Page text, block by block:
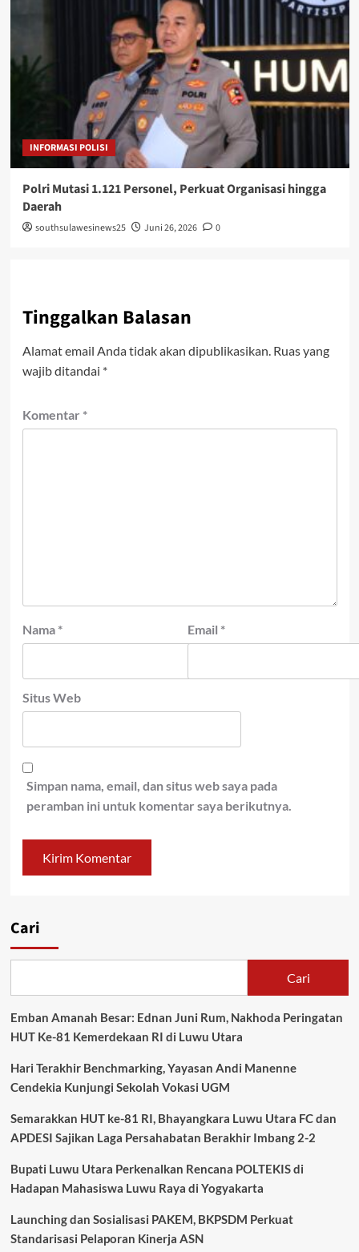
INFORMASI POLISI
Polri Mutasi 1.121 Personel, Perkuat Organisasi hingga
Daerah
southsulawesinews25 Juni 26, 2026 0
Tinggalkan Balasan
Alamat email Anda tidak akan dipublikasikan. Ruas yang
wajib ditandai *
Komentar *
Nama * Email *
Situs Web
Simpan nama, email, dan situs web saya pada
peramban ini untuk komentar saya berikutnya.
Cari
Cari
Emban Amanah Besar: Ednan Juni Rum, Nakhoda Peringatan
HUT Ke-81 Kemerdekaan RI di Luwu Utara
Hari Terakhir Benchmarking, Yayasan Andi Manenne
Cendekia Kunjungi Sekolah Vokasi UGM
Semarakkan HUT ke-81 RI, Bhayangkara Luwu Utara FC dan
APDESI Sajikan Laga Persahabatan Berakhir Imbang 2-2
Bupati Luwu Utara Perkenalkan Rencana POLTEKIS di
Hadapan Mahasiswa Luwu Raya di Yogyakarta
Launching dan Sosialisasi PAKEM, BKPSDM Perkuat
Standarisasi Pelaporan Kinerja ASN